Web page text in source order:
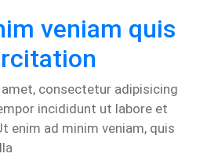
veniam quis
consectetur adipisicing
incididunt ut labore et
enim ad minim veniam, quis